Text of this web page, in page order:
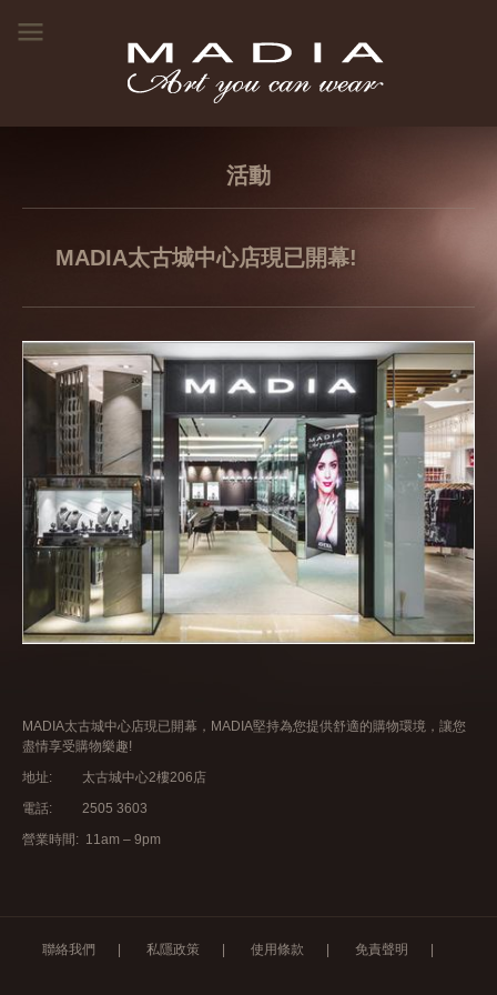
活動
MADIA太古城中心店現已開幕!
MADIA太古城中心店現已開幕，MADIA堅持為您提供舒適的購物環境，讓您
盡情享受購物樂趣!
地址: 太古城中心2樓206店
電話: 2505 3603
營業時間: 11am – 9pm
聯絡我們 | 私隱政策 | 使用條款 | 免責聲明 |